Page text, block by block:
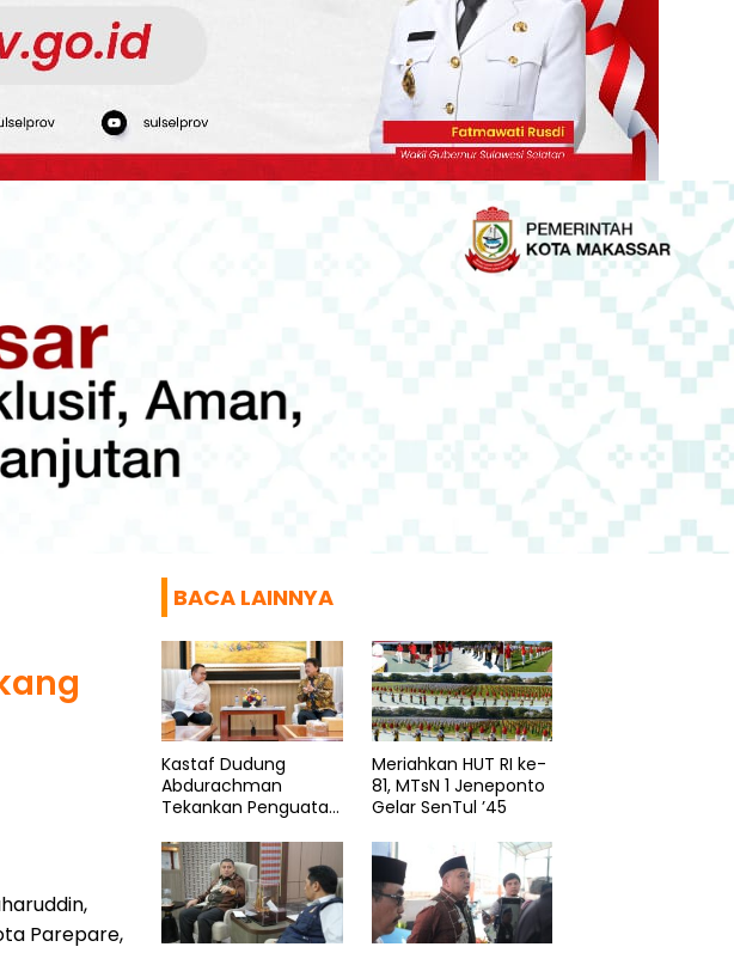
Parepare,
BACA LAINNYA
Kastaf Dudung
Abdurachman
Tekankan Penguatan
Meriahkan HUT RI ke-
81, MTsN 1 Jeneponto
Gelar SenTul ’45